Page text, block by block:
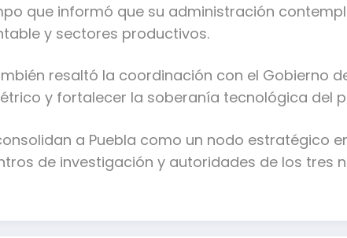
que informó que su administración
y sectores productivos.
resaltó la coordinación con el Gobierno
y fortalecer la soberanía tecnológica del
a Puebla como un nodo estratégico
de investigación y autoridades de los tres